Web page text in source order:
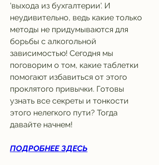
'выхода из бухгалтерии'. И
неудивительно, ведь какие только
методы не придумываются для
борьбы с алкогольной
зависимостью! Сегодня мы
поговорим о том, какие таблетки
помогают избавиться от этого
проклятого привычки. Готовы
узнать все секреты и тонкости
этого нелегкого пути? Тогда
давайте начнем!
ПОДРОБНЕЕ ЗДЕСЬ